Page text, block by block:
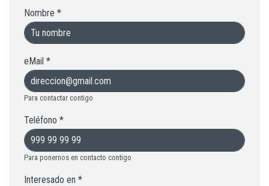
Nombre *
eMail *
Para contactar contigo
Teléfono *
Para ponernos en contacto contigo
Interesado en *